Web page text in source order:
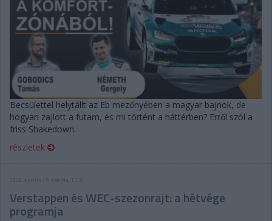
Becsülettel helytállt az Eb mezőnyében a magyar bajnok, de
hogyan zajlott a futam, és mi történt a háttérben? Erről szól a
friss Shakedown.
részletek
2026. április 15. szerda, 15:31
Verstappen és WEC-szezonrajt: a hétvége
programja